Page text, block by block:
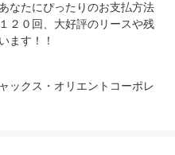
なたにぴったりのお支払方法
２０回、大好評のリースや残
ます！！
ックス・オリエントコーポレ